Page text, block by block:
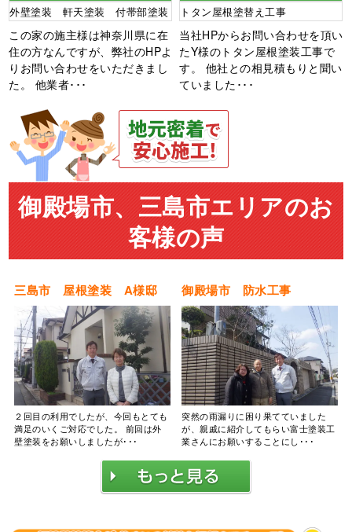
外壁塗装 軒天塗装 付帯部塗装
この家の施主様は神奈川県に在
住の方なんですが、弊社のHPよ
りお問い合わせをいただきまし
た。 他業者･･･
トタン屋根塗替え工事
当社HPからお問い合わせを頂い
たY様のトタン屋根塗装工事で
す。 他社との相見積もりと聞い
ていました･･･
御殿場市、三島市エリアのお
客様の声
三島市 屋根塗装 A様邸
２回目の利用でしたが、今回もとても
満足のいくご対応でした。 前回は外
壁塗装をお願いしましたが･･･
御殿場市 防水工事
突然の雨漏りに困り果てていました
が、親戚に紹介してもらい富士塗装工
業さんにお願いすることにし･･･